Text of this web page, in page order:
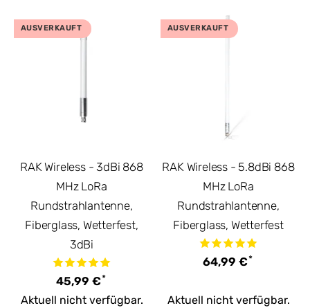
AUSVERKAUFT
RAK Wireless - 3dBi 868
MHz LoRa
Rundstrahlantenne,
Fiberglass, Wetterfest,
3dBi
45,99 €*
Aktuell nicht verfügbar.
AUSVERKAUFT
RAK Wireless - 5.8dBi 868
MHz LoRa
Rundstrahlantenne,
Fiberglass, Wetterfest
64,99 €*
Aktuell nicht verfügbar.